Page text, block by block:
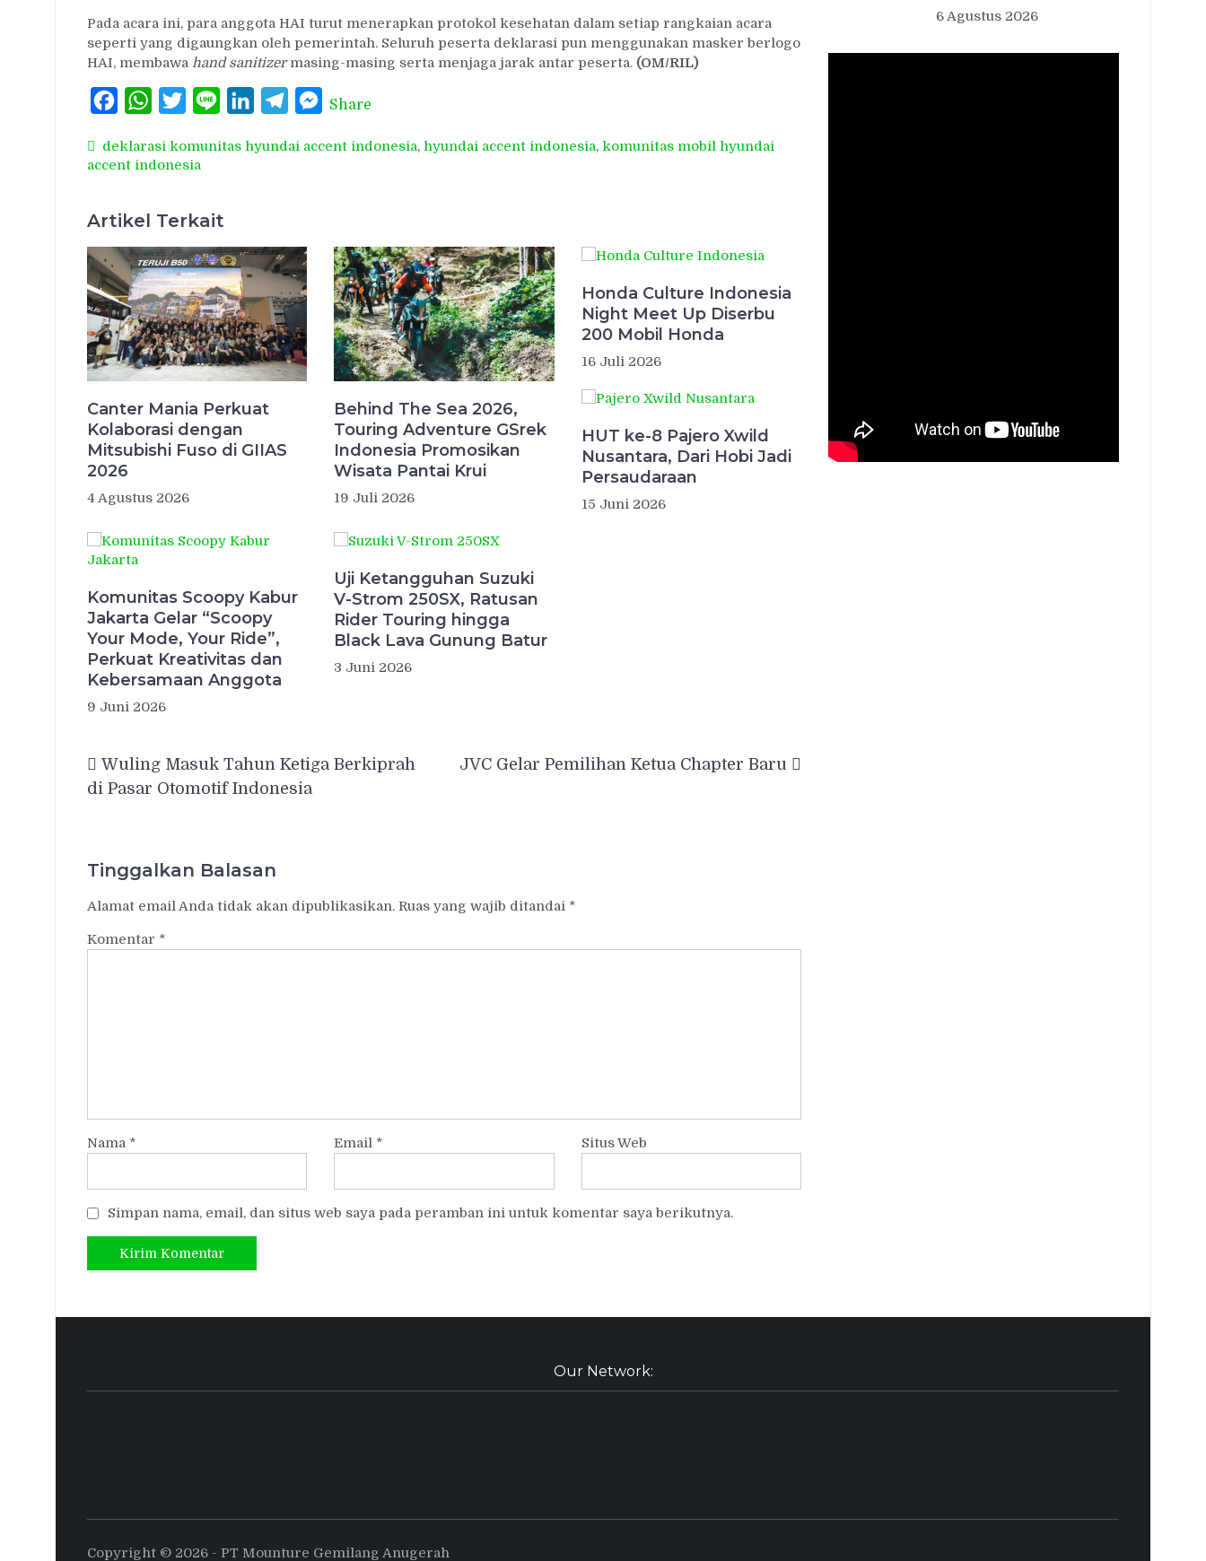
Pada acara ini, para anggota HAI turut menerapkan protokol kesehatan dalam setiap rangkaian acara
seperti yang digaungkan oleh pemerintah. Seluruh peserta deklarasi pun menggunakan masker berlogo
HAI, membawa hand sanitizermasing-masing serta menjaga jarak antar peserta. (OM/RIL)
FacebookWhatsAppTwitterLine LinkedInTelegramMessenger
Share
deklarasi komunitas hyundai accent indonesia, hyundai accent indonesia, komunitas mobil hyundai
accent indonesia
Artikel Terkait
Canter Mania Perkuat
Kolaborasi dengan
Mitsubishi Fuso di GIIAS
2026
4 Agustus 2026
Behind The Sea 2026,
Touring Adventure GSrek
Indonesia Promosikan
Wisata Pantai Krui
19 Juli 2026
Honda Culture Indonesia
Night Meet Up Diserbu
200 Mobil Honda
16 Juli 2026
HUT ke-8 Pajero Xwild
Nusantara, Dari Hobi Jadi
Persaudaraan
15 Juni 2026
Komunitas Scoopy Kabur
Jakarta Gelar “Scoopy
Your Mode, Your Ride”,
Perkuat Kreativitas dan
Kebersamaan Anggota
9 Juni 2026
Uji Ketangguhan Suzuki
V-Strom 250SX, Ratusan
Rider Touring hingga
Black Lava Gunung Batur
3 Juni 2026
pos
Wuling Masuk Tahun Ketiga Berkiprah
di Pasar Otomotif Indonesia
JVC Gelar Pemilihan Ketua Chapter Baru
Tinggalkan Balasan
Alamat email Anda tidak akan dipublikasikan. Ruas yang wajib ditandai *
Komentar *
Nama * Email * Situs Web
Simpan nama, email, dan situs web saya pada peramban ini untuk komentar saya berikutnya.
6 Agustus 2026
Our Network:
Copyright © 2026 - PT Mounture Gemilang Anugerah